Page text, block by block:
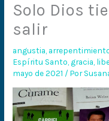
Solo Dios
salir
angustia
Espíritu Santo gracia
mayo de 2021 / Por